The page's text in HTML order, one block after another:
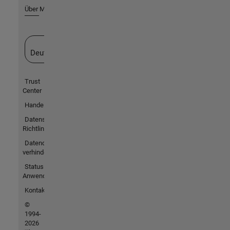
Über MathWorks
Deutschland
Trust
Center
Handelsmarken
Datenschutz-
Richtlinien
Datendiebstahl
verhindern
Status von
Anwendungen
Kontakt
©
1994-
2026